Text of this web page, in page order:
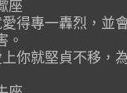
座
得專一轟烈，並
。
你就堅貞不移，